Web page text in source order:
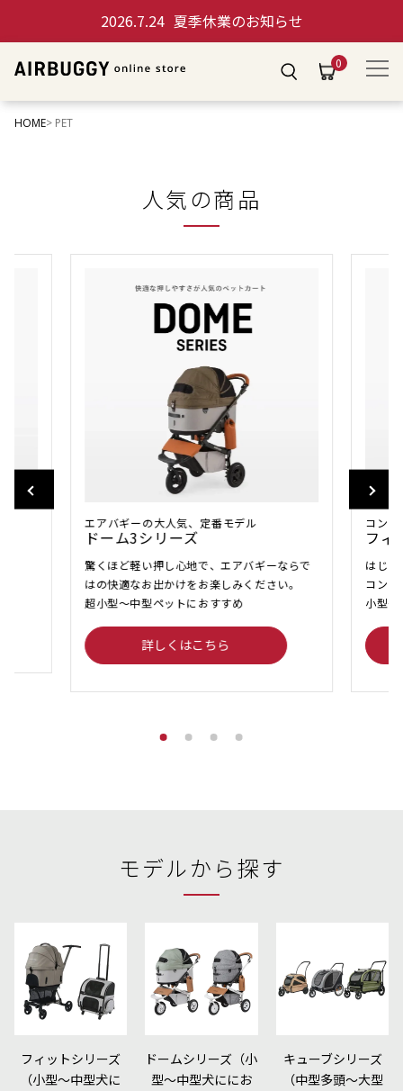
2026.7.24 夏季休業のお知らせ
0
HOME PET
人気の商品
エアバギーの大人気、定番モデル
ドーム3シリーズ
驚くほど軽い押し心地で、エアバギーならで
はの快適なお出かけをお楽しみください。
超小型〜中型ペットにおすすめ
詳しくはこちら
コン
フィ
はじ
コンパ
小型〜
モデルから探す
フィットシリーズ
（小型〜中型犬に
ドームシリーズ（小
型〜中型犬ににお
キューブシリーズ
（中型多頭〜大型